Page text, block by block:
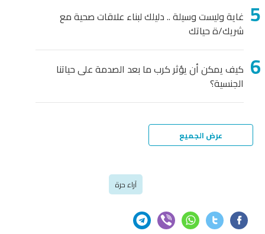
وليست وسيلة .. دليلك لبناء علاقات صحية مع
ة حياتك
يمكن أن يؤثر كرب ما بعد الصدمة على حياتنا
عرض الجميع